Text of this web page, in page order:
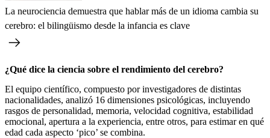
La neurociencia demuestra que hablar más de un idioma cambia su
cerebro: el bilingüismo desde la infancia es clave
¿Qué dice la ciencia sobre el rendimiento del cerebro?
El equipo científico, compuesto por investigadores de distintas
nacionalidades, analizó 16 dimensiones psicológicas, incluyendo
rasgos de personalidad, memoria, velocidad cognitiva, estabilidad
emocional, apertura a la experiencia, entre otros, para estimar en qué
edad cada aspecto ‘pico’ se combina.